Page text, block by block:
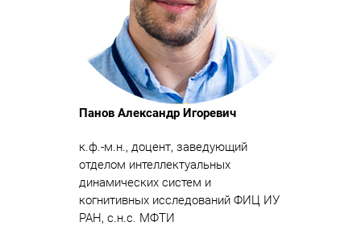
Панов Александр Игоревич
к.ф.-м.н., доцент, заведующий
отделом интеллектуальных
динамических систем и
когнитивных исследований ФИЦ ИУ
РАН, с.н.с. МФТИ